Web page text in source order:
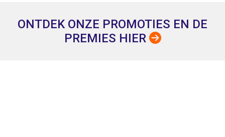
ONTDEK ONZE PROMOTIES EN DE
PREMIES HIER